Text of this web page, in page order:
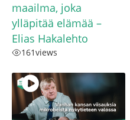
maailma, joka
ylläpitää elämää –
Elias Hakalehto
161views